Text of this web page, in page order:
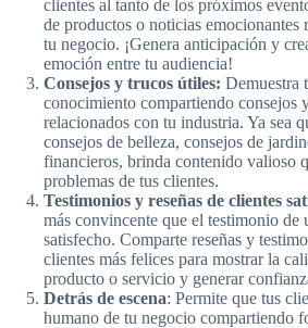
clientes al tanto de los próximos
de productos o noticias emocionantes
tu negocio. ¡Genera anticipación y
emoción entre tu audiencia!
Consejos y trucos útiles: Demuestra
conocimiento compartiendo consejos
relacionados con tu industria. Ya sea
consejos de belleza, consejos de
financieros, brinda contenido valioso
problemas de tus clientes.
Testimonios y reseñas de clientes
más convincente que el testimonio de
satisfecho. Comparte reseñas y
clientes más felices para mostrar la
producto o servicio y generar
Detrás de escena: Permite que tus
humano de tu negocio compartiendo